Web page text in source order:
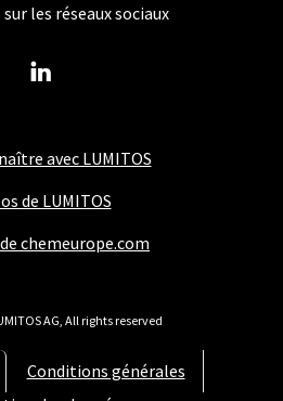
avec LUMITOS
de LUMITOS
chemeurope.com
Conditions générales
les réseaux sociaux
AG, All rights reserved